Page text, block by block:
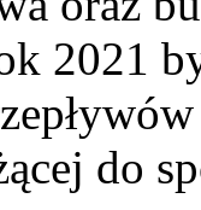
2021
do